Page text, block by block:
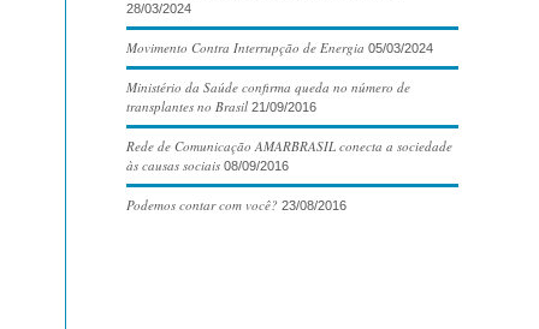
28/03/2024
Movimento Contra Interrupção de Energia 05/03/2024
Ministério da Saúde confirma queda no número de
transplantes no Brasil 21/09/2016
Rede de Comunicação AMARBRASIL conecta a sociedade
às causas sociais 08/09/2016
Podemos contar com você? 23/08/2016